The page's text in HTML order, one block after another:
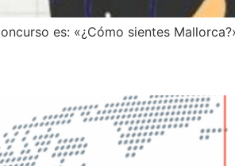
es: «¿Cómo sientes